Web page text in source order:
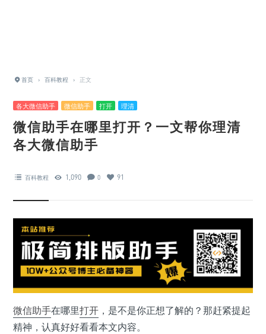
首页 › 百科教程 › 正文
各大微信助手 微信助手 打开 理清
微信助手在哪里打开？一文帮你理清
各大微信助手
百科教程 1,090 0 91
微信助手在哪里打开 ，是不是你正想了解的？那赶紧提起
精神，认真好好看看本文内容。